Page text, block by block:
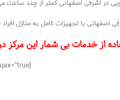
در اشرفی اصفهانی کمتر از چند ساعت
اصفهانی با تجهیزات کامل به منازل
از خدمات بی شمار این
[gravityform id=”5″ title=”true” description=”true” ajax=”true”]